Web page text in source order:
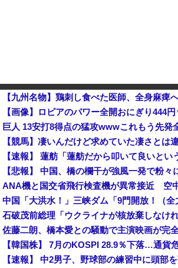
巨人 13安打8得点の猛攻wwwこれもう先発
【競馬】凄いんだけど求めていた凄さとは
佐藤二朗、橋本愛との騒動で主演映画が完